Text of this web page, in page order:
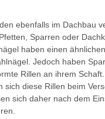
ebenfalls im Dachbau
Sparren oder
haben einen
Jedoch haben
Rillen an ihrem
sich diese Rillen beim
sich daher nach dem